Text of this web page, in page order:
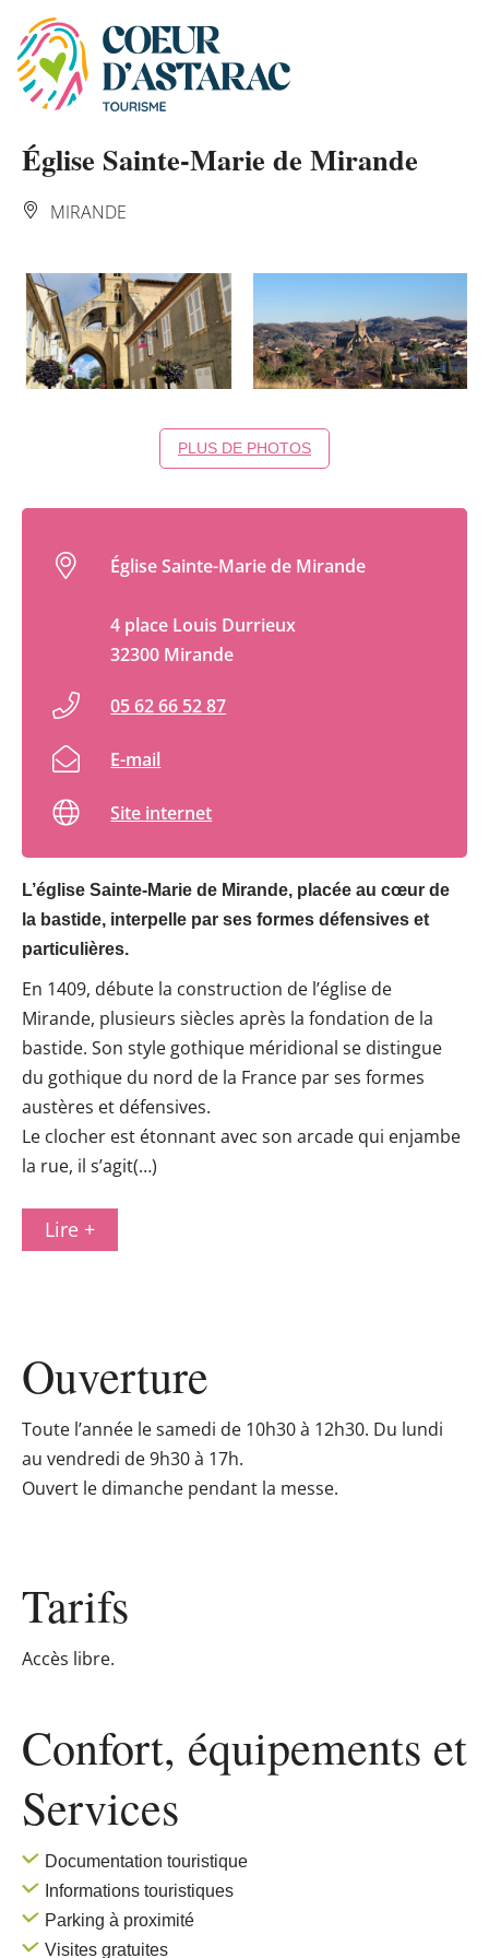
Panneau de gestion des cookies
Église Sainte-Marie de Mirande
MIRANDE
PLUS DE PHOTOS
L’église Sainte-Marie de Mirande, placée au cœur de
la bastide, interpelle par ses formes défensives et
particulières.
En 1409, débute la construction de l’église de
Mirande, plusieurs siècles après la fondation de la
bastide. Son style gothique méridional se distingue
du gothique du nord de la France par ses formes
austères et défensives.
Le clocher est étonnant avec son arcade qui enjambe
la rue, il s’agit(…)
Lire +
Ouverture
Toute l’année le samedi de 10h30 à 12h30. Du lundi
au vendredi de 9h30 à 17h.
Ouvert le dimanche pendant la messe.
Tarifs
Accès libre.
Confort, équipements et
Services
Documentation touristique
Informations touristiques
Parking à proximité
Visites gratuites
Église Sainte-Marie de Mirande
4 place Louis Durrieux
32300 Mirande
05 62 66 52 87
E-mail
Site internet